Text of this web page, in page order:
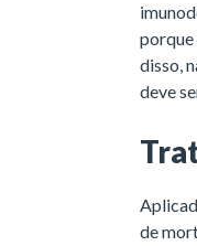
porque
disso,
deve
de